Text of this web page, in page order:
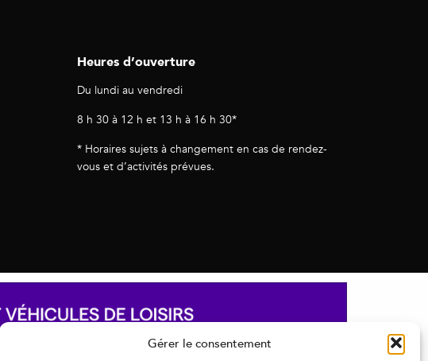
Gérer le consentement
Heures d’ouverture
Du lundi au vendredi
8 h 30 à 12 h et 13 h à 16 h 30*
* Horaires sujets à changement en cas de rendez-
vous et d’activités prévues.